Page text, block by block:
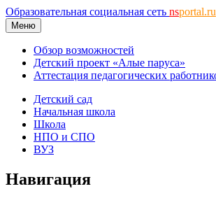
Образовательная социальная сеть nsportal.ru
Меню
Обзор возможностей
Детский проект «Алые паруса»
Аттестация педагогических
Детский сад
Начальная школа
Школа
НПО и СПО
ВУЗ
Навигация